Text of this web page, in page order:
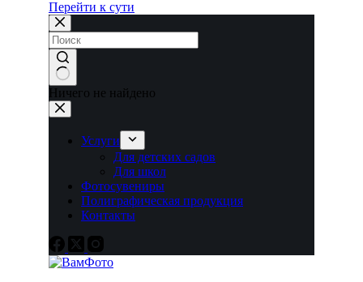
Перейти к сути
Ничего не найдено
Услуги
Для детских садов
Для школ
Фотосувениры
Полиграфическая продукция
Контакты